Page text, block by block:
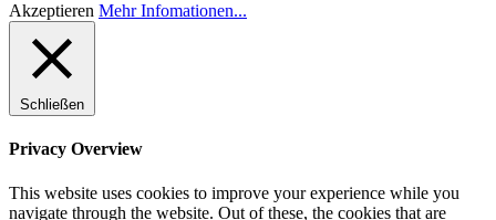
Akzeptieren Mehr Infomationen...
Schließen
Privacy Overview
This website uses cookies to improve your experience while you
navigate through the website. Out of these, the cookies that are